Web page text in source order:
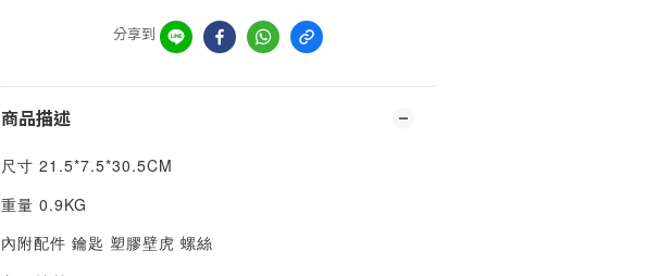
分享到
商品描述
尺寸 21.5*7.5*30.5CM
重量 0.9KG
內附配件 鑰匙 塑膠壁虎 螺絲